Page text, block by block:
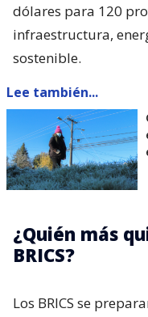
dólares para 120
infraestructura,
sostenible.
Lee también...
¿Quién más
BRICS?
Los BRICS se